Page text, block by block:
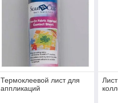
Термоклеевой лист для
аппликаций